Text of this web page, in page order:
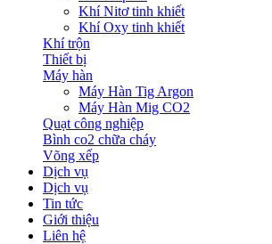
Khí Nitơ tinh khiết
Khí Oxy tinh khiết
Khí trộn
Thiết bị
Máy hàn
Máy Hàn Tig Argon
Máy Hàn Mig CO2
Quạt công nghiệp
Bình co2 chữa cháy
Võng xếp
Dịch vụ
Dịch vụ
Tin tức
Giới thiệu
Liên hệ